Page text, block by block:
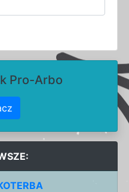
Pro-Arbo